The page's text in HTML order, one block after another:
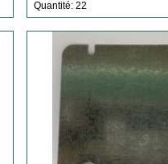
Quantité: 22